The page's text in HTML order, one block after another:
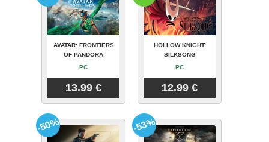
AVATAR: FRONTIERS
OF PANDORA
PC
13.99 €
HOLLOW KNIGHT:
SILKSONG
PC
12.99 €
-50% -53%